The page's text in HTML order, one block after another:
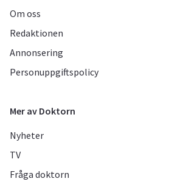
Om oss
Redaktionen
Annonsering
Personuppgiftspolicy
Mer av Doktorn
Nyheter
TV
Fråga doktorn